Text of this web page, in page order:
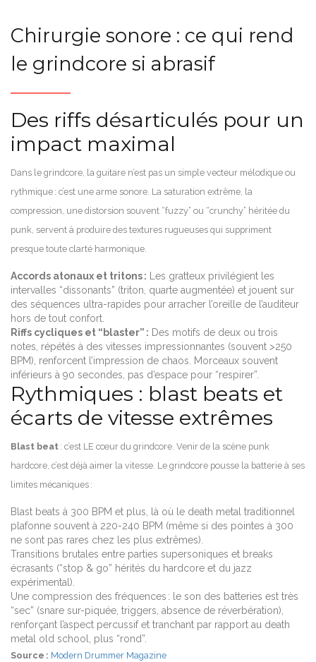
Chirurgie sonore : ce qui rend
le grindcore si abrasif
Des riffs désarticulés pour un
impact maximal
Dans le grindcore, la guitare n’est pas un simple vecteur mélodique ou
rythmique : c’est une arme sonore. La saturation extrême, la
compression, une distorsion souvent “fuzzy” ou “crunchy” héritée du
punk, servent à produire des textures rugueuses qui suppriment
presque toute clarté harmonique.
Accords atonaux et tritons : Les gratteux privilégient les
intervalles “dissonants” (triton, quarte augmentée) et jouent sur
des séquences ultra-rapides pour arracher l’oreille de l’auditeur
hors de tout confort.
Riffs cycliques et “blaster” : Des motifs de deux ou trois
notes, répétés à des vitesses impressionnantes (souvent >250
BPM), renforcent l’impression de chaos. Morceaux souvent
inférieurs à 90 secondes, pas d’espace pour “respirer”.
Rythmiques : blast beats et
écarts de vitesse extrêmes
Blast beat : c’est LE cœur du grindcore. Venir de la scène punk
hardcore, c’est déjà aimer la vitesse. Le grindcore pousse la batterie à ses
limites mécaniques :
Blast beats à 300 BPM et plus, là où le death metal traditionnel
plafonne souvent à 220-240 BPM (même si des pointes à 300
ne sont pas rares chez les plus extrêmes).
Transitions brutales entre parties supersoniques et breaks
écrasants (“stop & go” hérités du hardcore et du jazz
expérimental).
Une compression des fréquences : le son des batteries est très
“sec” (snare sur-piquée, triggers, absence de réverbération),
renforçant l’aspect percussif et tranchant par rapport au death
metal old school, plus “rond”.
Source : Modern Drummer Magazine